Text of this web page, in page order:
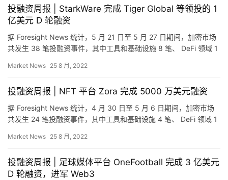
首
页
信
仰
a
r
9
投融资周报 | StarkWare 完成 Tiger Global 等领投的 1
亿美元 D 轮融资
据 Foresight News 统计，5 月 21 日至 5 月 27 日期间，加密市场
共发生 38 笔投融资事件，其中工具和基础设施 8 笔、 DeFi 领域 1
Market News 25 8 月, 2022
投融资周报 | NFT 平台 Zora 完成 5000 万美元融资
据 Foresight News 统计，4 月 30 日至 5 月 6 日期间，加密市场
共发生 24 笔投融资事件，其中工具和基础设施 4 笔、 DeFi 领域 1
Market News 25 8 月, 2022
投融资周报 | 足球媒体平台 OneFootball 完成 3 亿美元
D 轮融资，进军 Web3